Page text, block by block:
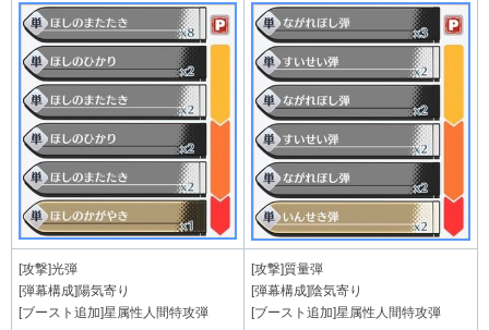
[攻撃]光弾
[弾幕構成]陽気寄り
[ブースト追加]星属性人間特攻弾
[攻撃]質量弾
[弾幕構成]陰気寄り
[ブースト追加]星属性人間特攻弾